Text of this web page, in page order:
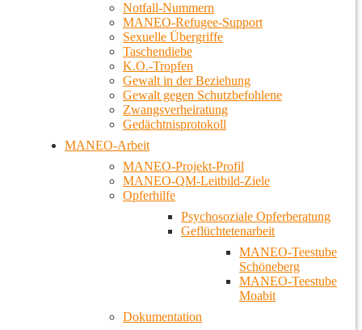
Notfall-Nummern
MANEO-Refugee-Support
Sexuelle Übergriffe
Taschendiebe
K.O.-Tropfen
Gewalt in der Beziehung
Gewalt gegen Schutzbefohlene
Zwangsverheiratung
Gedächtnisprotokoll
MANEO-Arbeit
MANEO-Projekt-Profil
MANEO-QM-Leitbild-Ziele
Opferhilfe
Psychosoziale Opferberatung
Geflüchtetenarbeit
MANEO-Teestube
Schöneberg
MANEO-Teestube
Moabit
Dokumentation